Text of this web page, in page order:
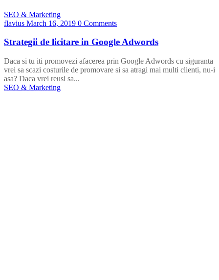
SEO & Marketing
flavius March 16, 2019 0 Comments
Strategii de licitare in Google Adwords
Daca si tu iti promovezi afacerea prin Google Adwords cu siguranta
vrei sa scazi costurile de promovare si sa atragi mai multi clienti, nu-i
asa? Daca vrei reusi sa...
SEO & Marketing